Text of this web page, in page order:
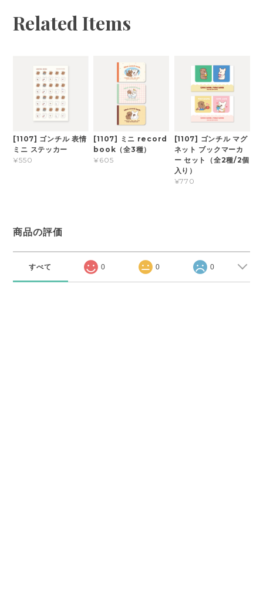
Related Items
[1107] ゴンチル 表情
ミニ ステッカー
¥550
[1107] ミニ record
book（全3種）
¥605
[1107] ゴンチル マグ
ネット ブックマーカ
ー セット（全2種/2個
入り）
¥770
商品の評価
すべて 0 0 0